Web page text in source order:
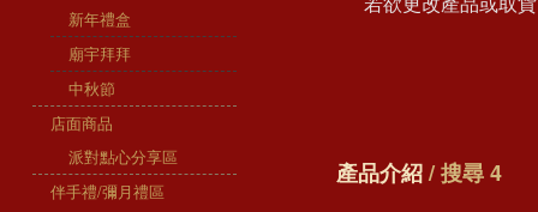
新年禮盒
廟宇拜拜
中秋節
店面商品
派對點心分享區
伴手禮/彌月禮區
產品介紹/ 搜尋 4